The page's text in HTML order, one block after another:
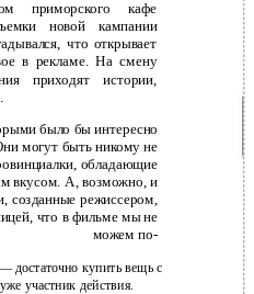
приморского кафе
новой кампании
что открывает
в рекламе. На смену
приходят истории,
было бы интересно
могут быть никому не
обладающие
вкусом. А, возможно, и
созданные режиссером,
что в фильме мы не
можем по-
достаточно купить вещь с
участник действия.